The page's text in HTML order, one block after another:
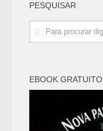
PESQUISAR
EBOOK GRATUITO